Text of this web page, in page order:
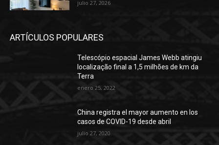
julio 27, 2026
ARTÍCULOS POPULARES
Telescópio espacial James Webb atingiu
localização final a 1,5 milhões de km da
Terra
enero 25, 2022
China registra el mayor aumento en los
casos de COVID-19 desde abril
julio 27, 2020